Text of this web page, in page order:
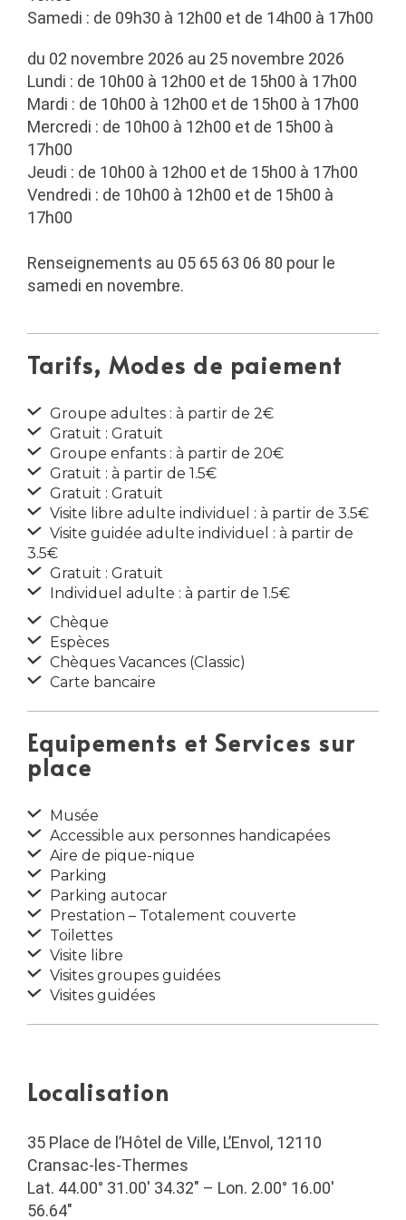
Samedi : de 09h30 à 12h00 et de 14h00 à 17h00
du 02 novembre 2026 au 25 novembre 2026
Lundi : de 10h00 à 12h00 et de 15h00 à 17h00
Mardi : de 10h00 à 12h00 et de 15h00 à 17h00
Mercredi : de 10h00 à 12h00 et de 15h00 à
17h00
Jeudi : de 10h00 à 12h00 et de 15h00 à 17h00
Vendredi : de 10h00 à 12h00 et de 15h00 à
17h00
Renseignements au 05 65 63 06 80 pour le
samedi en novembre.
Tarifs, Modes de paiement
Groupe adultes : à partir de 2€
Gratuit : Gratuit
Groupe enfants : à partir de 20€
Gratuit : à partir de 1.5€
Gratuit : Gratuit
Visite libre adulte individuel : à partir de 3.5€
Visite guidée adulte individuel : à partir de
3.5€
Gratuit : Gratuit
Individuel adulte : à partir de 1.5€
Chèque
Espèces
Chèques Vacances (Classic)
Carte bancaire
Equipements et Services sur
place
Musée
Accessible aux personnes handicapées
Aire de pique-nique
Parking
Parking autocar
Prestation – Totalement couverte
Toilettes
Visite libre
Visites groupes guidées
Visites guidées
Localisation
35 Place de l’Hôtel de Ville, L’Envol, 12110
Cransac-les-Thermes
Lat. 44.00° 31.00′ 34.32″ – Lon. 2.00° 16.00′
56.64″